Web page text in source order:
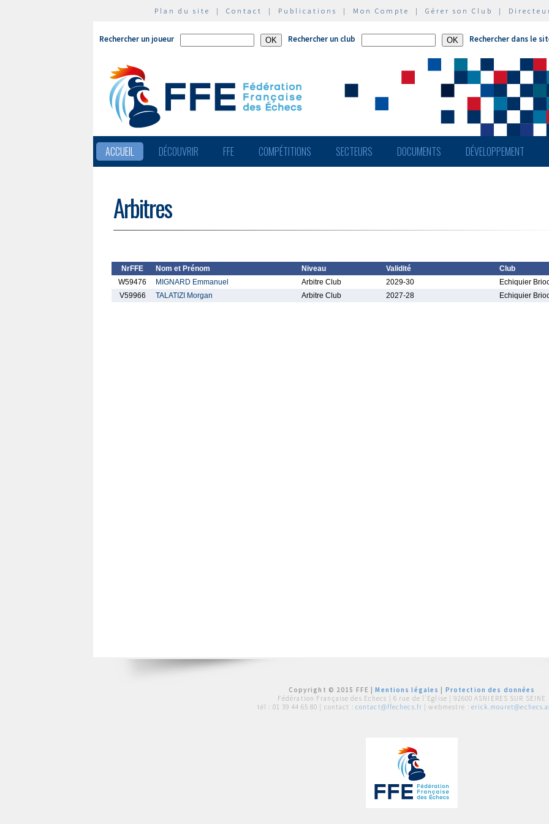
Plan du site | Contact | Publications | Mon Compte | Gérer son Club |
Rechercher un joueur Rechercher un club Rechercher dans le
ACCUEIL DÉCOUVRIR FFE COMPÉTITIONS SECTEURS DOCUMENTS DÉVELOPPEMENT
Arbitres
NrFFE Nom et Prénom Niveau Validité
Club
W59476
MIGNARD Emmanuel Arbitre Club 2029-30
Echiquier
V59966
TALATIZI Morgan Arbitre Club 2027-28 Echiquier
Copyright © 2015 FFE |Mentions légales
Protection des données
Fédération Française des Echecs | 6 rue de l'Eglise | 92600 ASNIERES SUR SEINE
tél : 01 39 44 65 80 | contact : contact@ffechecs.fr | webmestre :